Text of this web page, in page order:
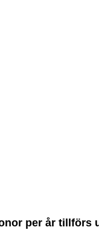
per år tillförs